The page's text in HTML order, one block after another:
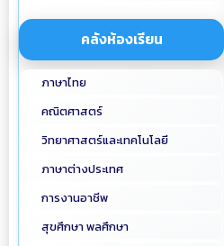
คลังห้องเรียน
ภาษาไทย
คณิตศาสตร์
วิทยาศาสตร์และเทคโนโลยี
ภาษาต่างประเทศ
การงานอาชีพ
สุขศึกษา พลศึกษา